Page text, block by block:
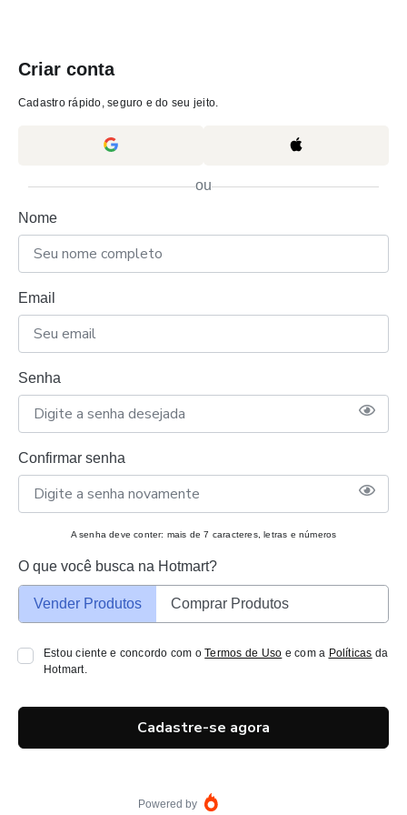
Criar conta
Cadastro rápido, seguro e do seu jeito.
ou
Nome
Email
Senha
Confirmar senha
A senha deve conter: mais de 7 caracteres, letras e números
O que você busca na Hotmart?
Vender Produtos Comprar Produtos
Estou ciente e concordo com oTermos de Uso e com a Políticas da
Hotmart.
Cadastre-se agora
Powered by